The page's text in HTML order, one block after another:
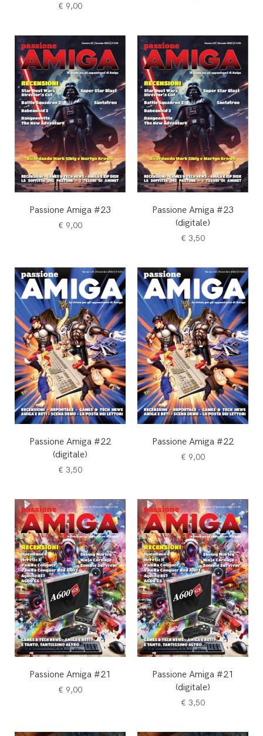
€ 9,00
Passione Amiga #23
€ 9,00
Passione Amiga #23
(digitale)
€ 3,50
Passione Amiga #22
(digitale)
€ 3,50
Passione Amiga #22
€ 9,00
Passione Amiga #21
€ 9,00
Passione Amiga #21
(digitale)
€ 3,50